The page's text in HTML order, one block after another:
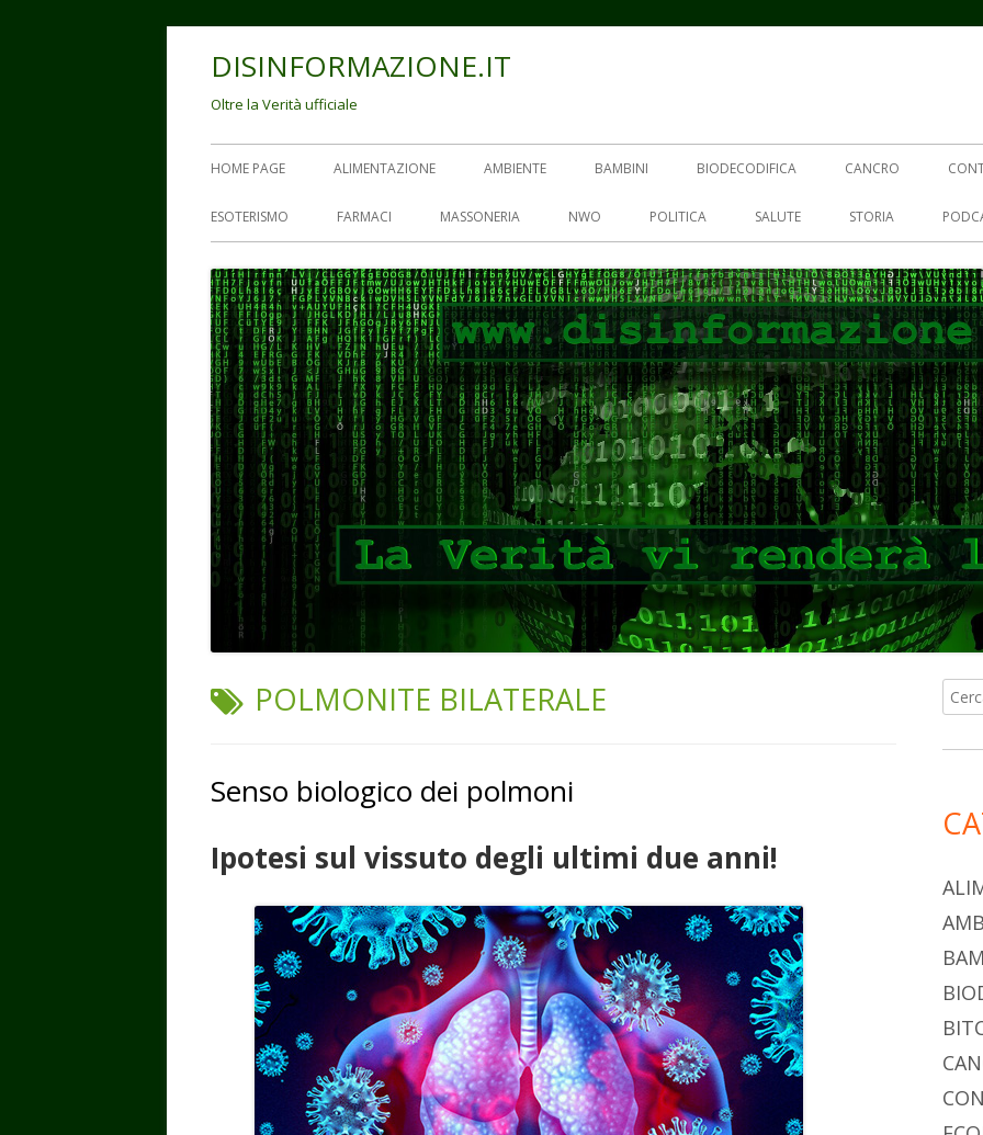
DISINFORMAZIONE.IT
Oltre la Verità ufficiale
Menu
principale
HOME PAGE ALIMENTAZIONE AMBIENTE BAMBINI BIODECODIFICA CANCRO
ESOTERISMO FARMACI MASSONERIA NWO POLITICA SALUTE STORIA
TAG:
POLMONITE BILATERALE
Senso biologico dei polmoni
Ipotesi sul vissuto degli ultimi due anni!
per: